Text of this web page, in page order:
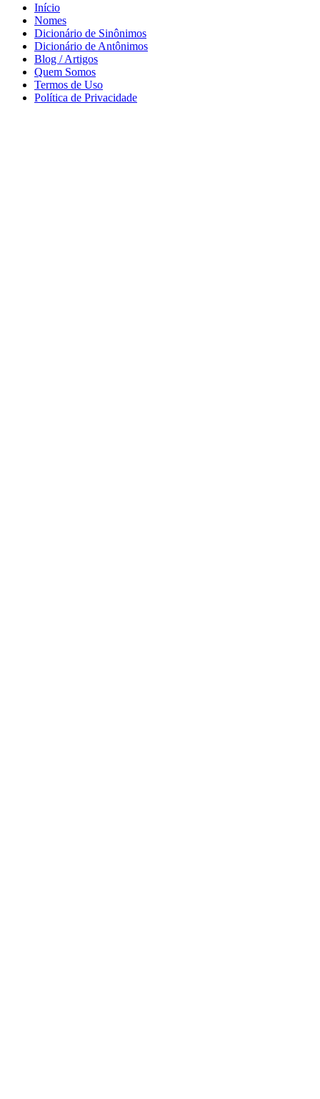
Início
Nomes
Dicionário de Sinônimos
Dicionário de Antônimos
Blog / Artigos
Quem Somos
Termos de Uso
Política de Privacidade